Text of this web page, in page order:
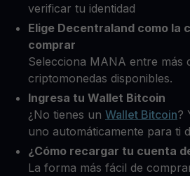
verificar tu identidad
Elige Decentraland como la
comprar
Selecciona MANA entre más
criptomonedas disponibles.
Ingresa tu Wallet Bitcoin
¿No tienes un Wallet Bitcoin?
uno automáticamente para ti
¿Cómo recargar tu cuenta
La forma más fácil de